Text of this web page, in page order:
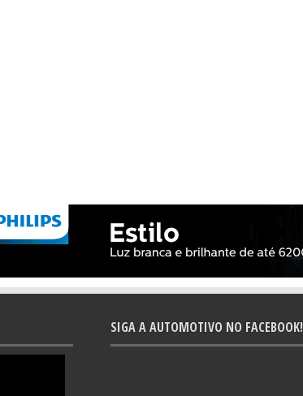
SIGA A AUTOMOTIVO NO FACEBOOK!